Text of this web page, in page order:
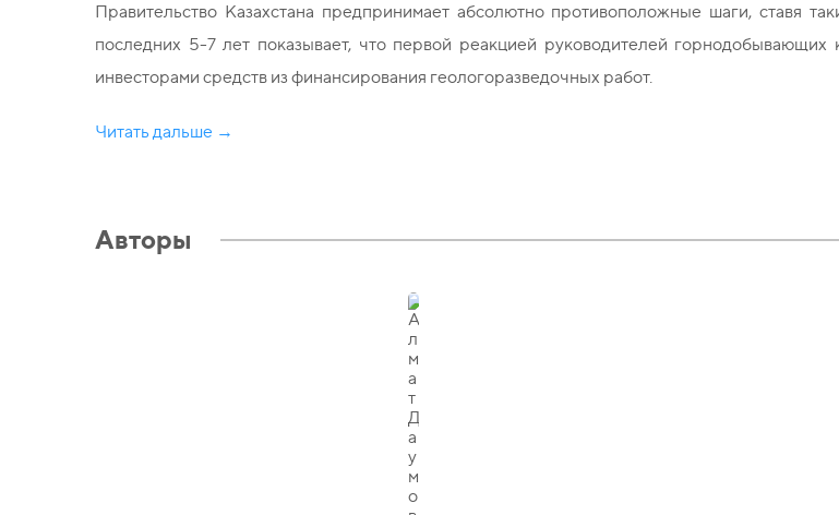
Правительство Казахстана предпринимает абсолютно противоположные шаги, ставя
последних 5-7 лет показывает, что первой реакцией руководителей
инвесторами средств из финансирования геологоразведочных работ.
Читать дальше →
Авторы